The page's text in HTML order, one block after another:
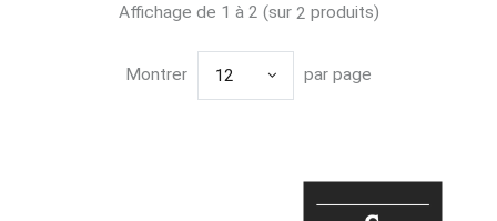
Affichage de 1 à 2 (sur 2 produits)
Montrer 12 par page